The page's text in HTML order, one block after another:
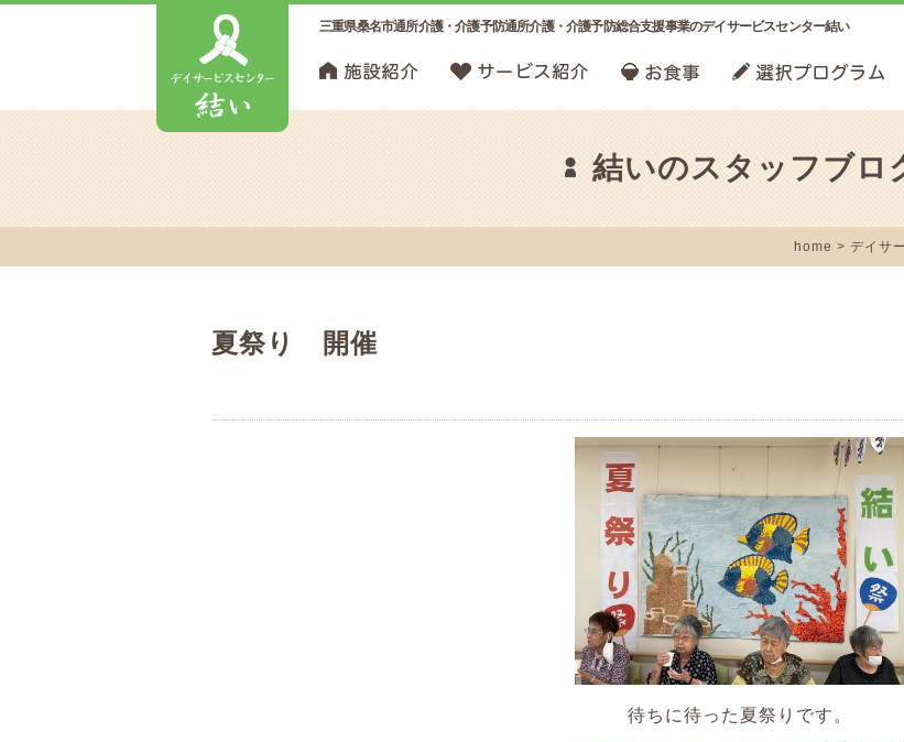
三重県桑名市通所介護・介護予防通所介護・介護予防総合支援事業のデイサービスセンター結い
結いのスタッフブロ
home > デイサ
夏祭り 開催
待ちに待った夏祭りです。